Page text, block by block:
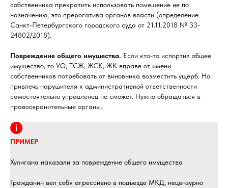
собственника прекратить использовать помещение не по
назначению, это прерогатива органов власти (определение
Санкт-Петербургского городского суда от 21.11.2018 № 33-
24802/2018).
Повреждение общего имущества. Если кто-то испортил общее
имущество, то УО, ТСЖ, ЖСК, ЖК вправе от имени
собственников потребовать от виновника возместить ущерб. Но
привлечь нарушителя к административной ответственности
самостоятельно управленец не сможет. Нужно обращаться в
правоохранительные органы.
ПРИМЕР
Хулигана наказали за повреждение общего имущества
Гражданин вел себя агрессивно в подъезде МКД, нецензурно